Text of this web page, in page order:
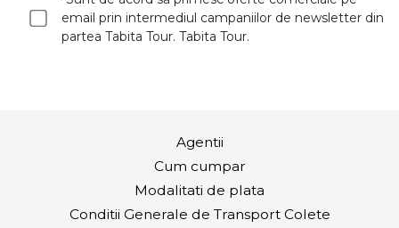
email prin intermediul campaniilor de newsletter din
partea Tabita Tour. Tabita Tour.
Agentii
Cum cumpar
Modalitati de plata
Conditii Generale de Transport Colete